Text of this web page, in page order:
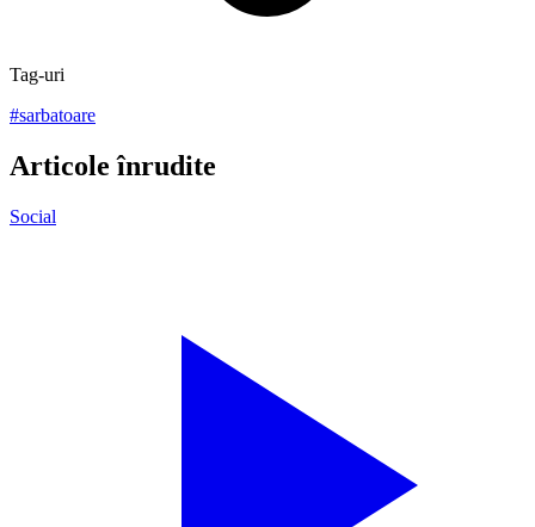
Tag-uri
#sarbatoare
Articole înrudite
Social